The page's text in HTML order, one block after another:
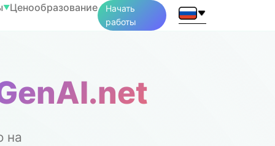
▼Ценообразование
Начать
работы
на